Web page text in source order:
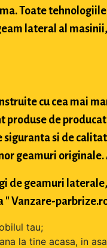
Toate
lateral al
cu cea mai
produse de
si de
geamuri
de geamuri
Vanzare-
tau;
la tine acasa, in